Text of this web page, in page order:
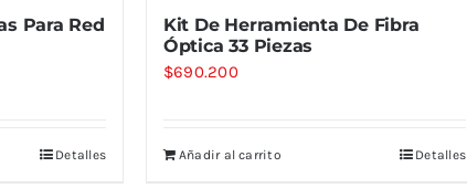
Para Red
Detalles
Kit De Herramienta De Fibra
Óptica 33 Piezas
$690.200
Añadir al carrito Detalles